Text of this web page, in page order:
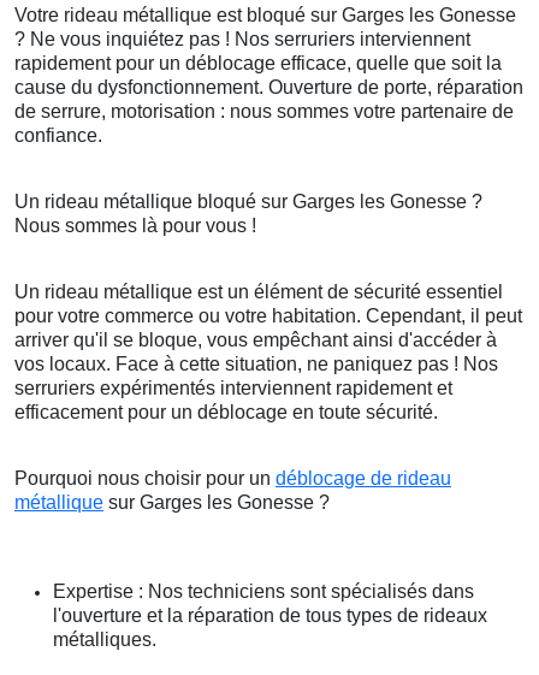
Votre rideau métallique est bloqué sur Garges les Gonesse
? Ne vous inquiétez pas ! Nos serruriers interviennent
rapidement pour un déblocage efficace, quelle que soit la
cause du dysfonctionnement. Ouverture de porte, réparation
de serrure, motorisation : nous sommes votre partenaire de
confiance.
Un rideau métallique bloqué sur Garges les Gonesse ?
Nous sommes là pour vous !
Un rideau métallique est un élément de sécurité essentiel
pour votre commerce ou votre habitation. Cependant, il peut
arriver qu'il se bloque, vous empêchant ainsi d'accéder à
vos locaux. Face à cette situation, ne paniquez pas ! Nos
serruriers expérimentés interviennent rapidement et
efficacement pour un déblocage en toute sécurité.
Pourquoi nous choisir pour un déblocage de rideau
métallique sur Garges les Gonesse ?
Expertise : Nos techniciens sont spécialisés dans
l'ouverture et la réparation de tous types de rideaux
métalliques.